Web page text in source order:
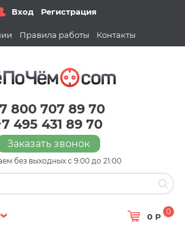
Вход Регистрация
Правила работы Контакты
800 707 89 70
495 431 89 70
Заказать звонок
без выходных с 9:00 до 21:00
0 Р
0